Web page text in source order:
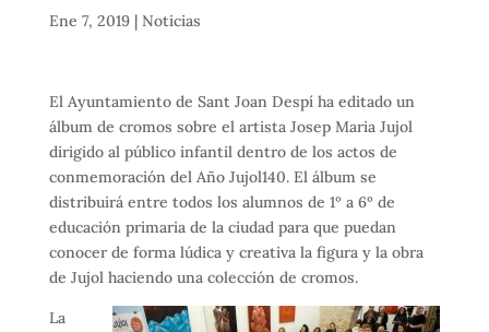
Ene 7, 2019| Noticias
El Ayuntamiento de Sant Joan Despí ha editado un
álbum de cromos sobre el artista Josep Maria Jujol
dirigido al público infantil dentro de los actos de
conmemoración del Año Jujol140. El álbum se
distribuirá entre todos los alumnos de 1º a 6º de
educación primaria de la ciudad para que puedan
conocer de forma lúdica y creativa la figura y la obra
de Jujol haciendo una colección de cromos.
La